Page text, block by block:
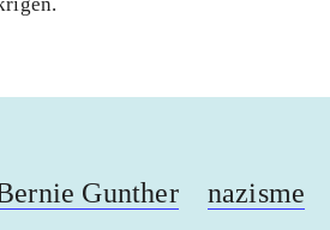
Gunther nazisme